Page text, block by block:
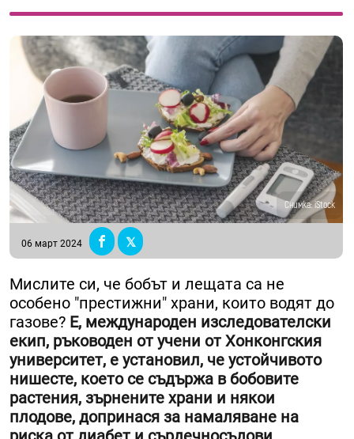
Снимка: iStock
06 март 2024
Мислите си, че бобът и лещата са не
особено "престижни" храни, които водят до
газове? Е, международен изследователски
екип, ръководен от учени от Хонконгския
университет, e установил, че устойчивото
нишесте, което се съдържа в бобовите
растения, зърнените храни и някои
плодове, допринася за намаляване на